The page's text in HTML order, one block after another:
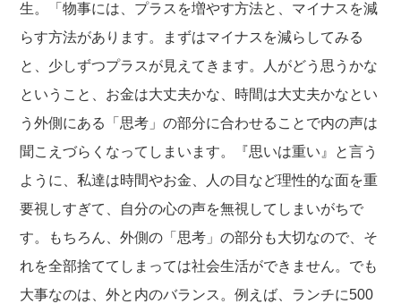
生。「物事には、プラスを増やす方法と、マイナスを減
らす方法があります。まずはマイナスを減らしてみる
と、少しずつプラスが見えてきます。人がどう思うかな
ということ、お金は大丈夫かな、時間は大丈夫かなとい
う外側にある「思考」の部分に合わせることで内の声は
聞こえづらくなってしまいます。『思いは重い』と言う
ように、私達は時間やお金、人の目など理性的な面を重
要視しすぎて、自分の心の声を無視してしまいがちで
す。もちろん、外側の「思考」の部分も大切なので、そ
れを全部捨ててしまっては社会生活ができません。でも
大事なのは、外と内のバランス。例えば、ランチに500